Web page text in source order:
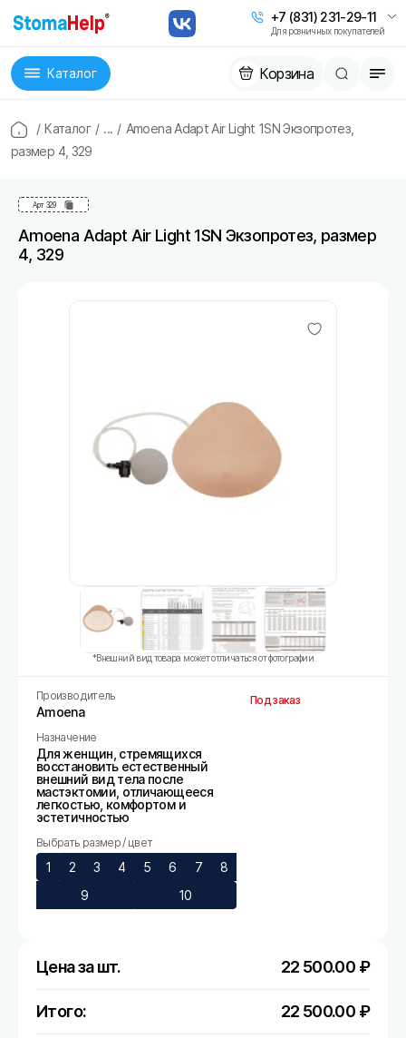
+7 (831) 231-29-11
Для розничных покупателей
Каталог Корзина
/ Каталог / ... / Amoena Adapt Air Light 1SN Экзопротез,
размер 4, 329
Арт 329
Amoena Adapt Air Light 1SN Экзопротез, размер
4, 329
*Внешний вид товара может отличаться от фотографии
Производитель
Amoena
Назначение
Для женщин, стремящихся
восстановить естественный
внешний вид тела после
мастэктомии, отличающееся
легкостью, комфортом и
эстетичностью
Выбрать размер / цвет
1 2 3 4 5 6 7
8
9
10
Под заказ
Цена за шт. 22 500.00 ₽
Итого: 22 500.00 ₽